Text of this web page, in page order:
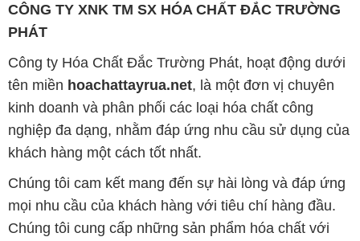
CÔNG TY XNK TM SX HÓA CHẤT ĐẮC TRƯỜNG
PHÁT
Công ty Hóa Chất Đắc Trường Phát, hoạt động dưới
tên miền hoachattayrua.net, là một đơn vị chuyên
kinh doanh và phân phối các loại hóa chất công
nghiệp đa dạng, nhằm đáp ứng nhu cầu sử dụng của
khách hàng một cách tốt nhất.
Chúng tôi cam kết mang đến sự hài lòng và đáp ứng
mọi nhu cầu của khách hàng với tiêu chí hàng đầu.
Chúng tôi cung cấp những sản phẩm hóa chất với